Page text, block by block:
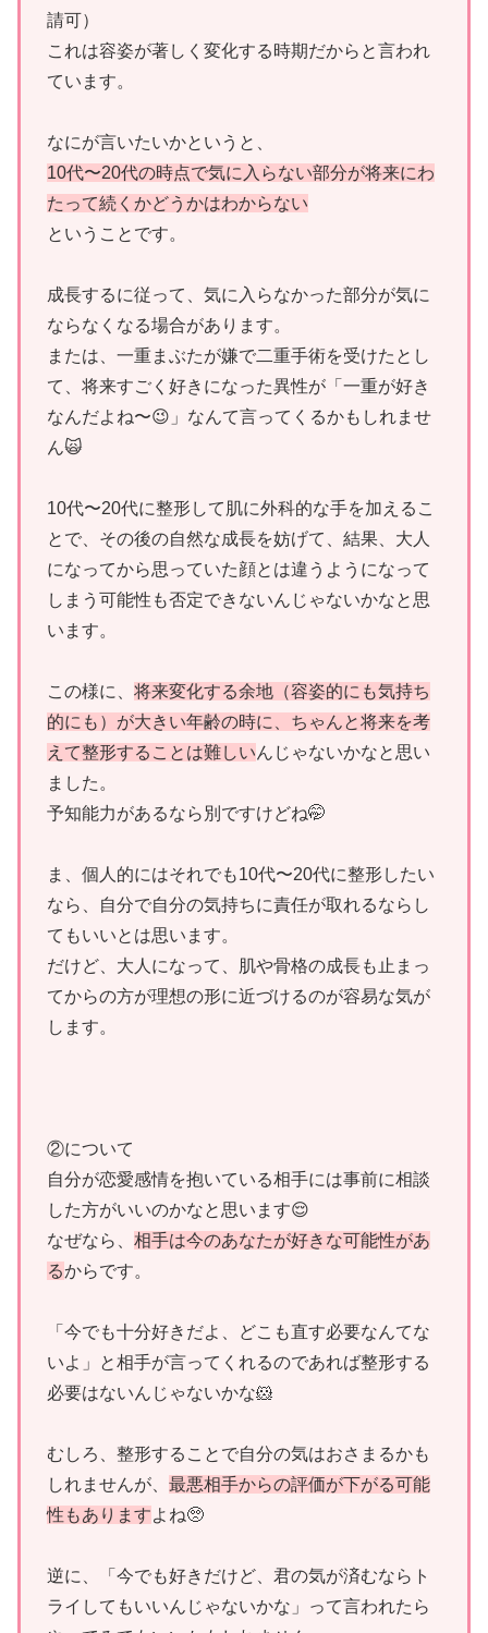
請可）
これは容姿が著しく変化する時期だからと言われ
ています。
なにが言いたいかというと、
10代〜20代の時点で気に入らない部分が将来にわ
たって続くかどうかはわからない
ということです。
成長するに従って、気に入らなかった部分が気に
ならなくなる場合があります。
または、一重まぶたが嫌で二重手術を受けたとし
て、将来すごく好きになった異性が「一重が好き
なんだよね〜😉」なんて言ってくるかもしれませ
ん🙀
10代〜20代に整形して肌に外科的な手を加えるこ
とで、その後の自然な成長を妨げて、結果、大人
になってから思っていた顔とは違うようになって
しまう可能性も否定できないんじゃないかなと思
います。
この様に、 将来変化する余地（容姿的にも気持ち
的にも）が大きい年齢の時に、ちゃんと将来を考
えて整形することは難しいんじゃないかなと思い
ました。
予知能力があるなら別ですけどね🤭
ま、個人的にはそれでも10代〜20代に整形したい
なら、自分で自分の気持ちに責任が取れるならし
てもいいとは思います。
だけど、大人になって、肌や骨格の成長も止まっ
てからの方が理想の形に近づけるのが容易な気が
します。
②について
自分が恋愛感情を抱いている相手には事前に相談
した方がいいのかなと思います😌
なぜなら、 相手は今のあなたが好きな可能性があ
るからです。
「今でも十分好きだよ、どこも直す必要なんてな
いよ」と相手が言ってくれるのであれば整形する
必要はないんじゃないかな🐹
むしろ、整形することで自分の気はおさまるかも
しれませんが、 最悪相手からの評価が下がる可能
性もありますよね🥺
逆に、「今でも好きだけど、君の気が済むならト
ライしてもいいんじゃないかな」って言われたら